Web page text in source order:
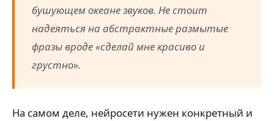
бушующем океане звуков. Не стоит
надеяться на абстрактные размытые
фразы вроде «сделай мне красиво и
грустно».
На самом деле, нейросети нужен конкретный и